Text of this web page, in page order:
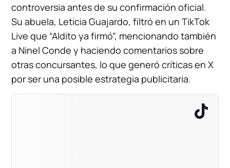
controversia antes de su confirmación oficial.
Su abuela, Leticia Guajardo, filtró en un TikTok
Live que “Aldito ya firmó”, mencionando también
a Ninel Conde y haciendo comentarios sobre
otras concursantes, lo que generó críticas en X
por ser una posible estrategia publicitaria.